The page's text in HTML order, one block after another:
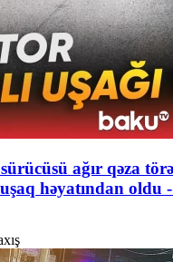
ağır qəza
həyatından oldu